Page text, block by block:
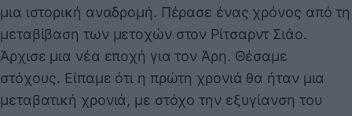
μια ιστορική αναδρομή. Πέρασε ένας χρόνος από τη
μεταβίβαση των μετοχών στον Ρίτσαρντ Σιάο.
Άρχισε μια νέα εποχή για τον Άρη. Θέσαμε
στόχους. Είπαμε ότι η πρώτη χρονιά θα ήταν μια
μεταβατική χρονιά, με στόχο την εξυγίανση του